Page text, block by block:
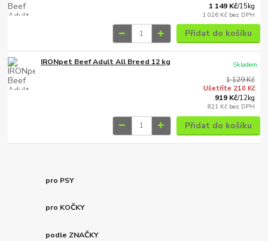
1 149 Kč/15kg
1 026 Kč bez DPH
Přidat do košíku
IRONpet Beef Adult All Breed 12 kg
1 129 Kč
Ušetříte 210 Kč
919 Kč/12kg
821 Kč bez DPH
Skladem
Přidat do košíku
pro PSY
pro KOČKY
podle ZNAČKY